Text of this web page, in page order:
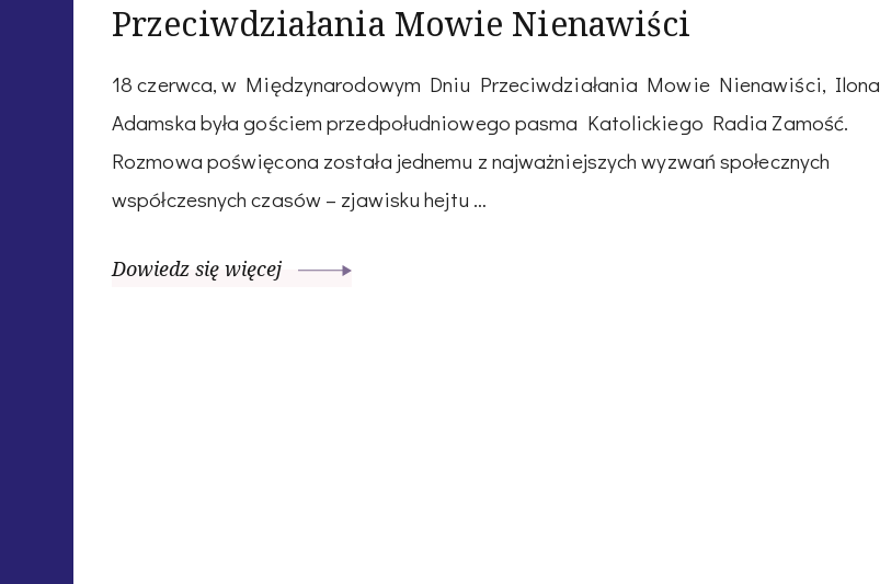
Przeciwdziałania Mowie Nienawiści
18 czerwca, w Międzynarodowym Dniu Przeciwdziałania Mowie Nienawiści, Ilona
Adamska była gościem przedpołudniowego pasma Katolickiego Radia Zamość.
Rozmowa poświęcona została jednemu z najważniejszych wyzwań społecznych
współczesnych czasów – zjawisku hejtu …
Dowiedz się więcej